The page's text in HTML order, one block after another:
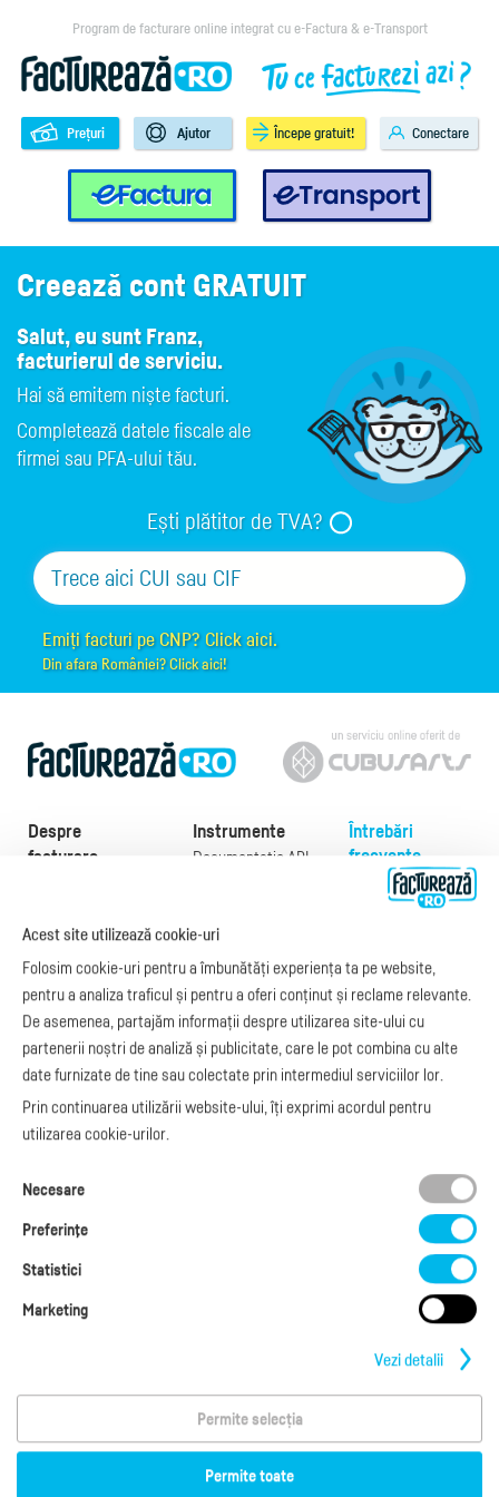
Program de facturare online integrat cu e-Factura & e-Transport
e-Factura e-Transport
Prețuri Ajutor Începe gratuit! Conectare
Creează cont GRATUIT
Salut, eu sunt Franz,
facturierul de serviciu.
Hai să emitem niște facturi.
Completează datele fiscale ale
firmei sau PFA-ului tău.
Ești plătitor de TVA?
Emiți facturi pe CNP? Click aici.
Din afara României? Click aici!
Despre
facturare
Exemple de facturi
Model factură
Manual de
facturare
Legislaţie facturi
Facturare online
blog.factureaza.ro
Instrumente
Documentație API
e-Factura B2C
API e-Factura
e-Transport
Integrare Stripe
Integrare
SmartFintech
Integrare PrestaShop
Întrebări
frecvente
Despre noi
ajutor?
L-V: 09:00 - 17:00
0368 409 233
office@factureaza.ro
Copyright © 2026S.C. Cubus Arts SRL Termeni de utilizare
Acest site utilizează cookie-uri
Folosim cookie-uri pentru a îmbunătăți experiența ta pe website,
pentru a analiza traficul și pentru a oferi conținut și reclame relevante.
De asemenea, partajăm informații despre utilizarea site-ului cu
partenerii noștri de analiză și publicitate, care le pot combina cu alte
date furnizate de tine sau colectate prin intermediul serviciilor lor.
Prin continuarea utilizării website-ului, îți exprimi acordul pentru
utilizarea cookie-urilor.
Necesare
Preferinţe
Statistici
Marketing
Vezi detalii
Permite selecția
Permite toate